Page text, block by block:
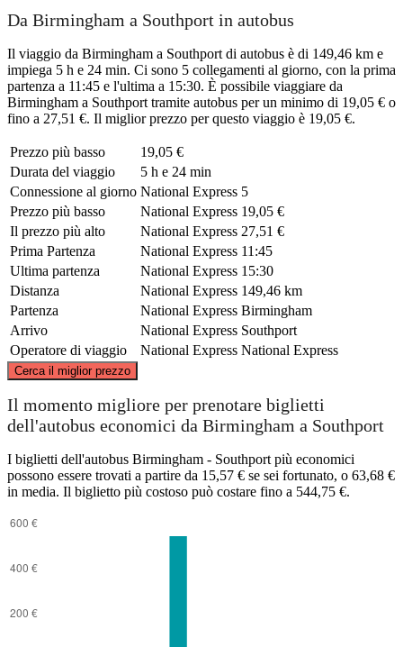
Da Birmingham a Southport in autobus
Il viaggio da Birmingham a Southport di autobus è di 149,46 km e
impiega 5 h e 24 min. Ci sono 5 collegamenti al giorno, con la prima
partenza a 11:45 e l'ultima a 15:30. È possibile viaggiare da
Birmingham a Southport tramite autobus per un minimo di 19,05 € o
fino a 27,51 €. Il miglior prezzo per questo viaggio è 19,05 €.
Prezzo più basso
19,05 €
Durata del viaggio
5 h e 24 min
Connessione al giorno National Express 5
Prezzo più basso
National Express 19,05 €
Il prezzo più alto
National Express 27,51 €
Prima Partenza
National Express 11:45
Ultima partenza
National Express 15:30
Distanza
National Express 149,46 km
Partenza
National Express Birmingham
Arrivo
National Express Southport
Operatore di viaggio
National Express National Express
Cerca il miglior prezzo
©CARTO , ©OpenStreetMapcontributors
Il momento migliore per prenotare biglietti
dell'autobus economici da Birmingham a Southport
I biglietti dell'autobus Birmingham - Southport più economici
possono essere trovati a partire da 15,57 € se sei fortunato, o 63,68 €
in media. Il biglietto più costoso può costare fino a 544,75 €.